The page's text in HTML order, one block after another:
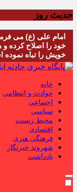
حدیث روز
خویش را تباه
خانه
حوادث و انتظامی
اجتماعی
سیاسی
محیط زیست
اقتصادی
فرهنگی هنری
شهروند خبرنگار
یادداشت